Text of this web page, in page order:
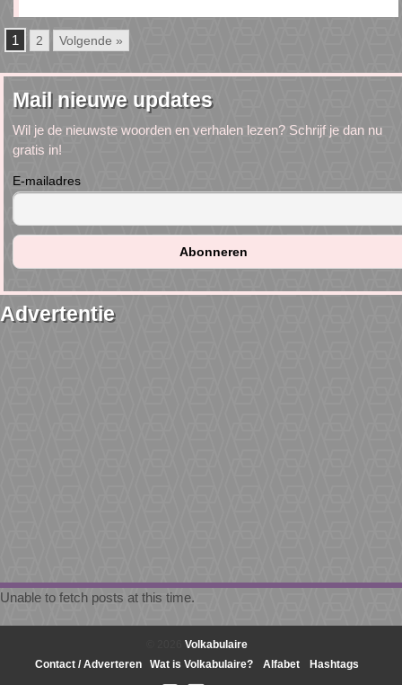
1 2 Volgende »
Mail nieuwe updates
Wil je de nieuwste woorden en verhalen lezen? Schrijf je dan nu
gratis in!
E-mailadres
Advertentie
Unable to fetch posts at this time.
Volkabulaire
Contact / Adverteren
Wat is Volkabulaire? Alfabet Hashtags